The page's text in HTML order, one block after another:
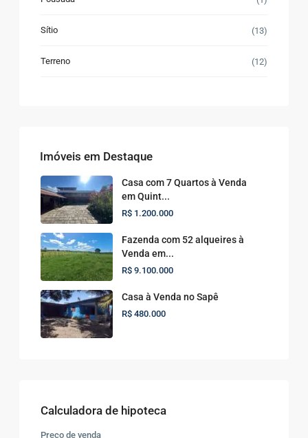
Sítio (13)
Terreno (12)
Imóveis em Destaque
Casa com 7 Quartos à Venda
em Quint...
R$ 1.200.000
Fazenda com 52 alqueires à
Venda em...
R$ 9.100.000
Casa à Venda no Sapê
R$ 480.000
Calculadora de hipoteca
Preço de venda